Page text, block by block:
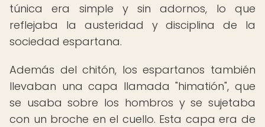
túnica era simple y sin adornos, lo que
reflejaba la austeridad y disciplina de la
sociedad espartana.
Además del chitón, los espartanos también
llevaban una capa llamada "himatión", que
se usaba sobre los hombros y se sujetaba
con un broche en el cuello. Esta capa era de